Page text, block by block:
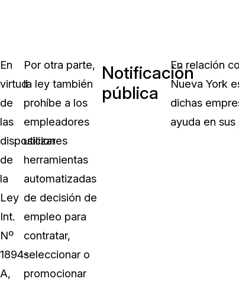
En
virtud
de
las
disposiciones
de
la
Ley
Int.
Nº
1894-
A,
Por otra parte,
la ley también
prohíbe a los
empleadores
utilizar
herramientas
automatizadas
de decisión de
empleo para
contratar,
seleccionar o
promocionar
Notificación
pública
En relación
Nueva York
dichas
ayuda en